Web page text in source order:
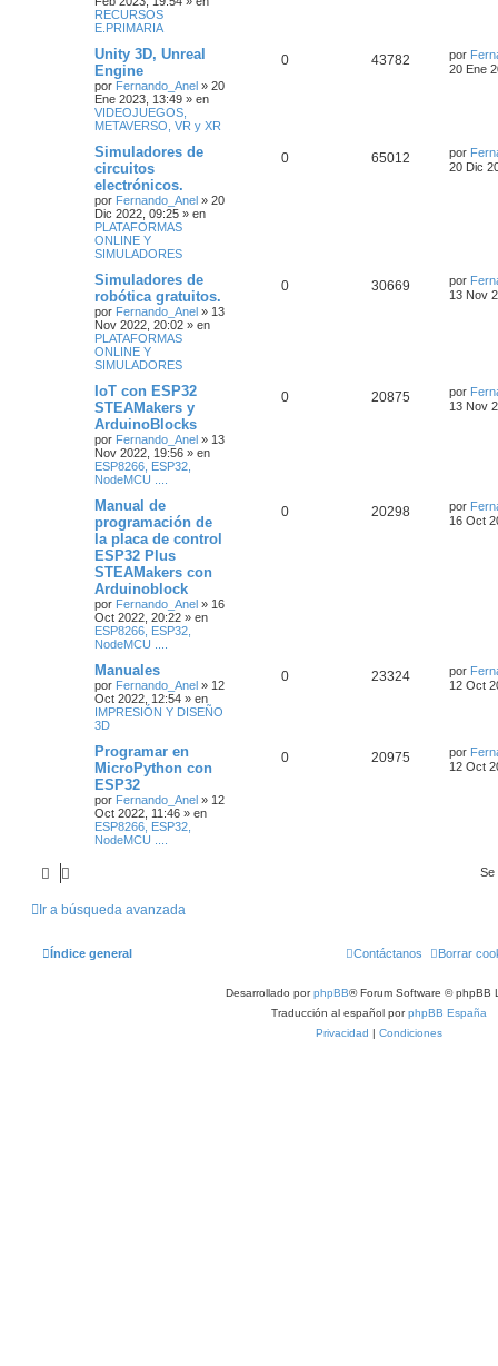
RECURSOS
E.PRIMARIA
Unity 3D, Unreal
Engine
por Fernando_Anel » 20
Ene 2023, 13:49 » en
VIDEOJUEGOS,
METAVERSO, VR y XR
0 43782 por
20 Ene
Simuladores de
circuitos
electrónicos.
por Fernando_Anel » 20
Dic 2022, 09:25 » en
PLATAFORMAS
ONLINE Y
SIMULADORES
0 65012 por
20 Dic
Simuladores de
robótica gratuitos.
por Fernando_Anel » 13
Nov 2022, 20:02 » en
PLATAFORMAS
ONLINE Y
SIMULADORES
0 30669 por
13 Nov
IoT con ESP32
STEAMakers y
ArduinoBlocks
por Fernando_Anel » 13
Nov 2022, 19:56 » en
ESP8266, ESP32,
NodeMCU ....
0 20875 por
13 Nov
Manual de
programación de
la placa de control
ESP32 Plus
STEAMakers con
Arduinoblock
por Fernando_Anel » 16
Oct 2022, 20:22 » en
ESP8266, ESP32,
NodeMCU ....
0 20298 por
16 Oct
Manuales
por Fernando_Anel » 12
Oct 2022, 12:54 » en
IMPRESIÓN Y DISEÑO
3D
0 23324 por
12 Oct
Programar en
MicroPython con
ESP32
por Fernando_Anel » 12
Oct 2022, 11:46 » en
ESP8266, ESP32,
NodeMCU ....
0 20975 por
12 Oct
Se
Ir a búsqueda avanzada
Índice general Borrar
Contáctanos
Desarrollado porphpBB® Forum Software © phpBB
Traducción al español porphpBB España
Privacidad | Condiciones